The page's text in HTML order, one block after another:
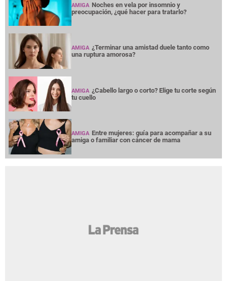
AMIGA Noches en vela por insomnio y
preocupación, ¿qué hacer para tratarlo?
AMIGA ¿Terminar una amistad duele tanto como
una ruptura amorosa?
AMIGA ¿Cabello largo o corto? Elige tu corte según
tu cuello
AMIGA Entre mujeres: guía para acompañar a su
amiga o familiar con cáncer de mama